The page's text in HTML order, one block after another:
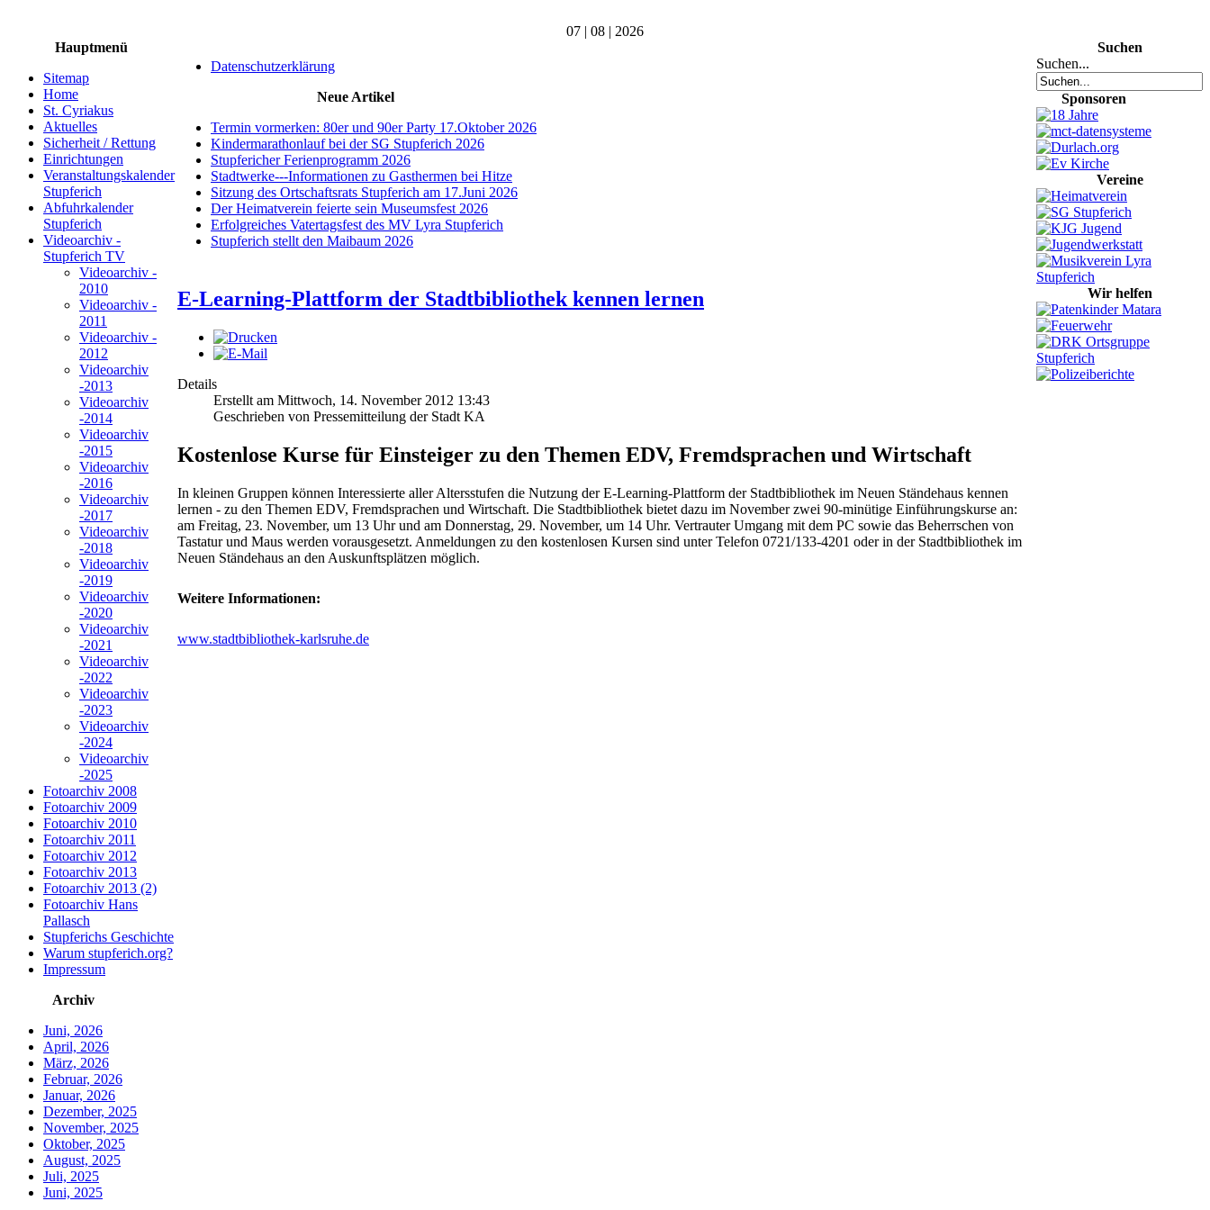
07 | 08 | 2026
Hauptmenü
Sitemap
Home
St. Cyriakus
Aktuelles
Sicherheit / Rettung
Einrichtungen
Veranstaltungskalender
Stupferich
Abfuhrkalender
Stupferich
Videoarchiv -
Stupferich TV
Videoarchiv -
2010
Videoarchiv -
2011
Videoarchiv -
2012
Videoarchiv
-2013
Videoarchiv
-2014
Videoarchiv
-2015
Videoarchiv
-2016
Videoarchiv
-2017
Videoarchiv
-2018
Videoarchiv
-2019
Videoarchiv
-2020
Videoarchiv
-2021
Videoarchiv
-2022
Videoarchiv
-2023
Videoarchiv
-2024
Videoarchiv
-2025
Fotoarchiv 2008
Fotoarchiv 2009
Fotoarchiv 2010
Fotoarchiv 2011
Fotoarchiv 2012
Fotoarchiv 2013
Fotoarchiv 2013 (2)
Fotoarchiv Hans
Pallasch
Stupferichs Geschichte
Warum stupferich.org?
Impressum
Archiv
Juni, 2026
April, 2026
März, 2026
Februar, 2026
Januar, 2026
Dezember, 2025
November, 2025
Oktober, 2025
August, 2025
Juli, 2025
Juni, 2025
Datenschutzerklärung
Neue Artikel
Termin vormerken: 80er und 90er Party 17.Oktober 2026
Kindermarathonlauf bei der SG Stupferich 2026
Stupfericher Ferienprogramm 2026
Stadtwerke---Informationen zu Gasthermen bei Hitze
Sitzung des Ortschaftsrats Stupferich am 17.Juni 2026
Der Heimatverein feierte sein Museumsfest 2026
Erfolgreiches Vatertagsfest des MV Lyra Stupferich
Stupferich stellt den Maibaum 2026
E-Learning-Plattform der Stadtbibliothek kennen lernen
Details
Erstellt am Mittwoch, 14. November 2012 13:43
Geschrieben von Pressemitteilung der Stadt KA
Kostenlose Kurse für Einsteiger zu den Themen EDV, Fremdsprachen und Wirtschaft
In kleinen Gruppen können Interessierte aller Altersstufen die Nutzung der E-Learning-Plattform der Stadtbibliothek im Neuen Ständehaus kennen
lernen - zu den Themen EDV, Fremdsprachen und Wirtschaft. Die Stadtbibliothek bietet dazu im November zwei 90-minütige Einführungskurse an:
am Freitag, 23. November, um 13 Uhr und am Donnerstag, 29. November, um 14 Uhr. Vertrauter Umgang mit dem PC sowie das Beherrschen von
Tastatur und Maus werden vorausgesetzt. Anmeldungen zu den kostenlosen Kursen sind unter Telefon 0721/133-4201 oder in der Stadtbibliothek im
Neuen Ständehaus an den Auskunftsplätzen möglich.
Weitere Informationen:
www.stadtbibliothek-karlsruhe.de
Suchen
Suchen...
Sponsoren
Vereine
Wir helfen